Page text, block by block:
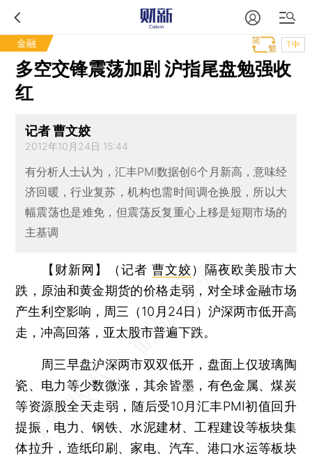
金融 T中
多空交锋震荡加剧 沪指尾盘勉强收
红
记者 曹文姣
2012年10月24日 15:44
有分析人士认为，汇丰PMI数据创6个月新高，意味经
济回暖，行业复苏，机构也需时间调仓换股，所以大
幅震荡也是难免，但震荡反复重心上移是短期市场的
主基调
【财新网】（记者 曹文姣） 隔夜欧美股市大
跌，原油和黄金期货的价格走弱，对全球金融市场
产生利空影响，周三（10月24日）沪深两市低开高
走，冲高回落，亚太股市普遍下跌。
周三早盘沪深两市双双低开，盘面上仅玻璃陶
瓷、电力等少数微涨，其余皆墨，有色金属、煤炭
等资源股全天走弱，随后受10月汇丰PMI初值回升
提振，电力、钢铁、水泥建材、工程建设等板块集
体拉升，造纸印刷、家电、汽车、港口水运等板块